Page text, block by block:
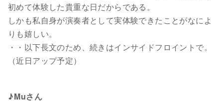
初めて体験した貴重な日だからである。
しかも私自身が演奏者として実体験できたことがなによ
りも嬉しい。
・・以下長文のため、続きはインサイドフロイントで。
（近日アップ予定）
♪Muさん